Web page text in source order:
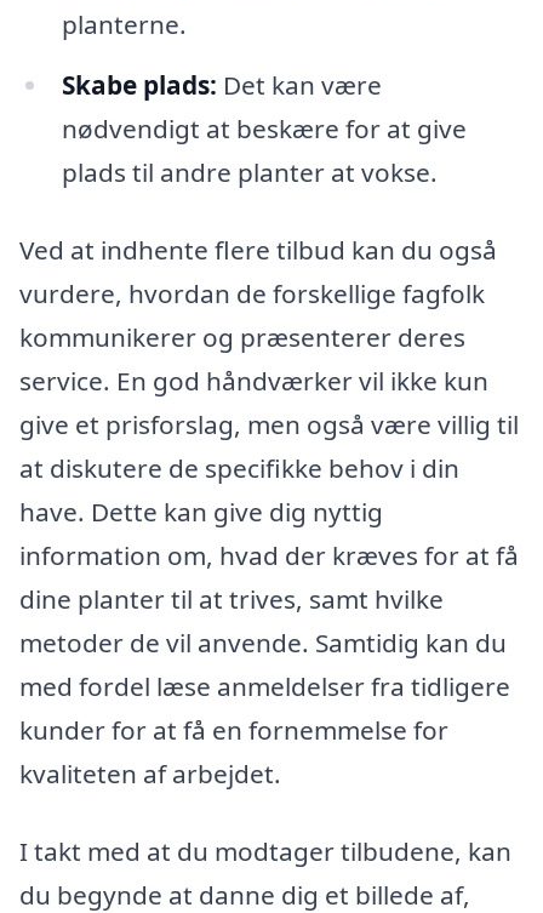
planterne.
Skabe plads: Det kan være
nødvendigt at beskære for at give
plads til andre planter at vokse.
Ved at indhente flere tilbud kan du også
vurdere, hvordan de forskellige fagfolk
kommunikerer og præsenterer deres
service. En god håndværker vil ikke kun
give et prisforslag, men også være villig til
at diskutere de specifikke behov i din
have. Dette kan give dig nyttig
information om, hvad der kræves for at få
dine planter til at trives, samt hvilke
metoder de vil anvende. Samtidig kan du
med fordel læse anmeldelser fra tidligere
kunder for at få en fornemmelse for
kvaliteten af arbejdet.
I takt med at du modtager tilbudene, kan
du begynde at danne dig et billede af,